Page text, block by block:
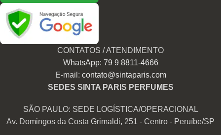
CONTATOS / ATENDIMENTO
WhatsApp: 79 9 8811-4666
E-mail: contato@sintaparis.com
SEDES SINTA PARIS PERFUMES
SÃO PAULO: SEDE LOGÍSTICA/OPERACIONAL
Av. Domingos da Costa Grimaldi, 251 - Centro - Peruíbe/SP